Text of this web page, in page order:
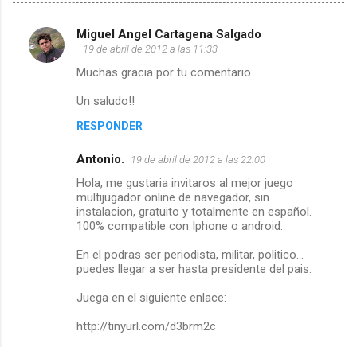
C
Miguel Angel Cartagena Salgado
19 de abril de 2012 a las 11:33
Muchas gracia por tu comentario.
Un saludo!!
RESPONDER
Antonio. 19 de abril de 2012 a las 22:00
Hola, me gustaria invitaros al mejor juego
multijugador online de navegador, sin
instalacion, gratuito y totalmente en español.
100% compatible con Iphone o android.
En el podras ser periodista, militar, politico...
puedes llegar a ser hasta presidente del pais.
Juega en el siguiente enlace:
http://tinyurl.com/d3brm2c